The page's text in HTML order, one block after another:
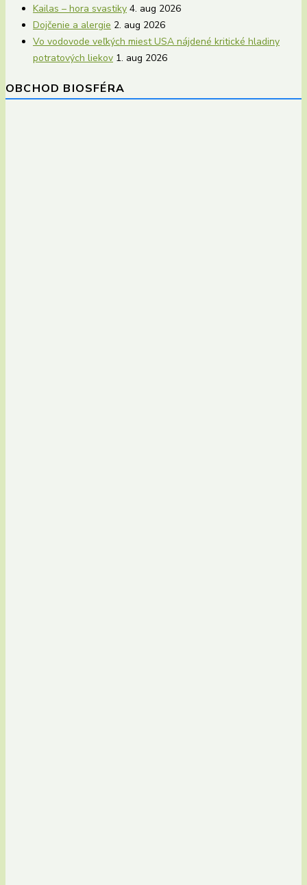
Kailas – hora svastiky 4. aug 2026
Dojčenie a alergie 2. aug 2026
Vo vodovode veľkých miest USA nájdené kritické hladiny
potratových liekov 1. aug 2026
OBCHOD BIOSFÉRA